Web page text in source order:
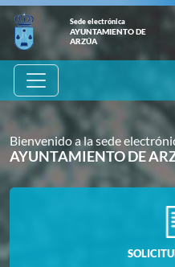
Sede electrónica
AYUNTAMIENTO DE
ARZÚA
Bienvenido a la sede
AYUNTAMIENTO DE